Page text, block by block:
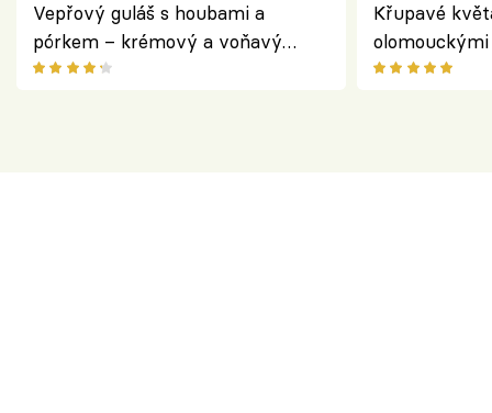
Vepřový guláš s houbami a
pórkem – krémový a voňavý
pokrm z jednoho hrnce
Křupavé
bezlepkový